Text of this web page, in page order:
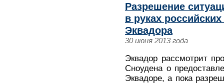
Разрешение
в руках
Эквадора
30 июня 2013 года
Эквадор рассмотрит
Сноудена о
Эквадоре, а пока